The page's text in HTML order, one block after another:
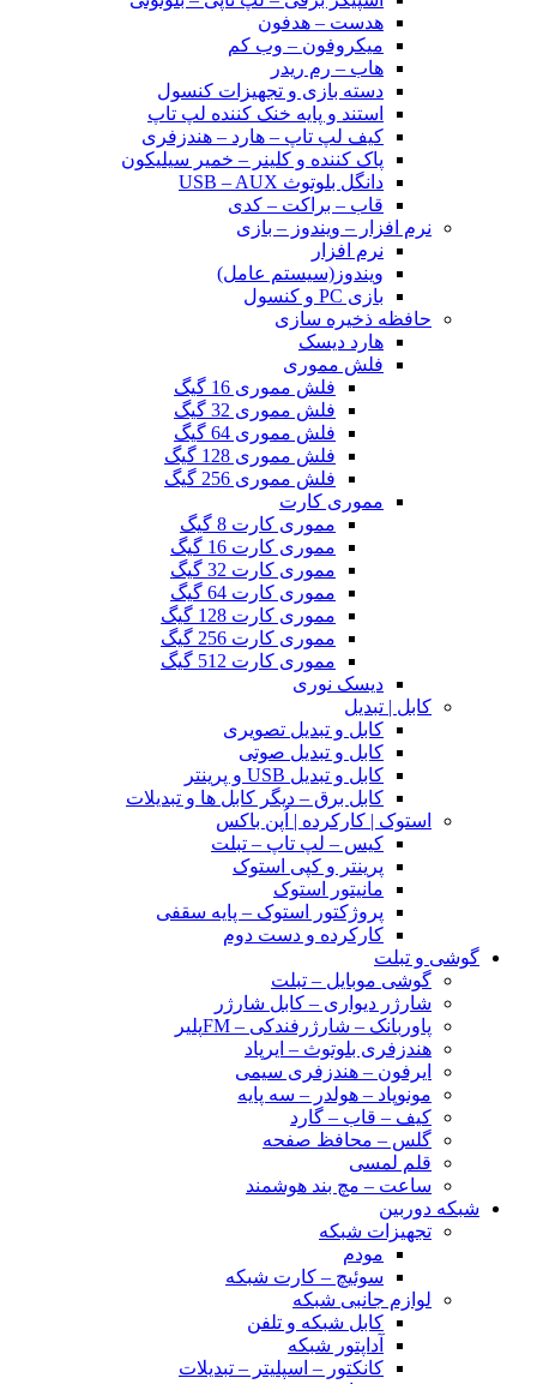
هدست – هدفون
میکروفون – وب کم
هاب – رم ریدر
دسته بازی و تجهیزات کنسول
استند و پایه خنک کننده لپ تاپ
کیف لپ تاپ – هارد – هندزفری
پاک کننده و کلینر – خمیر سیلیکون
دانگل بلوتوث USB – AUX
قاب – براکت – کدی
نرم افزار – ویندوز – بازی
نرم افزار
ویندوز(سیستم عامل)
بازی PC و کنسول
حافظه ذخیره سازی
هارد دیسک
فلش مموری
فلش مموری 16 گیگ
فلش مموری 32 گیگ
فلش مموری 64 گیگ
فلش مموری 128 گیگ
فلش مموری 256 گیگ
مموری کارت
مموری کارت 8 گیگ
مموری کارت 16 گیگ
مموری کارت 32 گیگ
مموری کارت 64 گیگ
مموری کارت 128 گیگ
مموری کارت 256 گیگ
مموری کارت 512 گیگ
دیسک نوری
کابل | تبدیل
کابل و تبدیل تصویری
کابل و تبدیل صوتی
کابل و تبدیل USB و پرینتر
کابل برق – دیگر کابل ها و تبدیلات
استوک | کارکرده | اُپن باکس
کیس – لپ تاپ – تبلت
پرینتر و کپی استوک
مانیتور استوک
پروژکتور استوک – پایه سقفی
کارکرده و دست دوم
گوشی و تبلت
گوشی موبایل – تبلت
شارژر دیواری – کابل شارژر
پاوربانک – شارژرفندکی – FMپلیر
هندزفری بلوتوث – ایرپاد
ایرفون – هندزفری سیمی
مونوپاد – هولدر – سه پایه
کیف – قاب – گارد
گلس – محافظ صفحه
قلم لمسی
ساعت – مچ بند هوشمند
شبکه دوربین
تجهیزات شبکه
مودم
سوئیچ – کارت شبکه
لوازم جانبی شبکه
کابل شبکه و تلفن
آداپتور شبکه
کانکتور – اسپلیتر – تبدیلات